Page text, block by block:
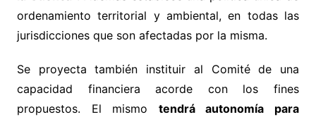
ordenamiento territorial y ambiental, en todas las
jurisdicciones que son afectadas por la misma.
Se proyecta también instituir al Comité de una
capacidad financiera acorde con los fines
propuestos. El mismo tendrá autonomía para